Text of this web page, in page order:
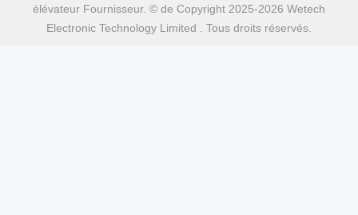
élévateur Fournisseur. © de Copyright 2025-2026 Wetech
Electronic Technology Limited . Tous droits réservés.